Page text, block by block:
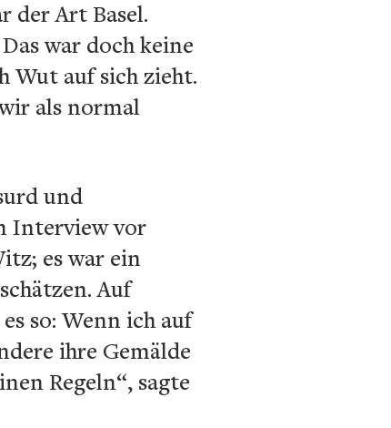
der Art Basel.
war doch keine
Wut auf sich zieht.
als normal
und
Interview vor
es war ein
Auf
so: Wenn ich auf
ihre Gemälde
Regeln“, sagte